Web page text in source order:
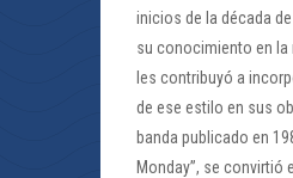
inicios de la década
su conocimiento en la
les contribuyó a
de ese estilo en sus
banda publicado en
Monday”, se convirtió